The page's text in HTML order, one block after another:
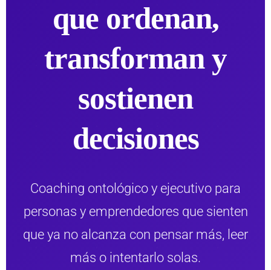
que ordenan,
transforman y
sostienen
decisiones
Coaching ontológico y ejecutivo para
personas y emprendedores que sienten
que ya no alcanza con pensar más, leer
más o intentarlo solas.